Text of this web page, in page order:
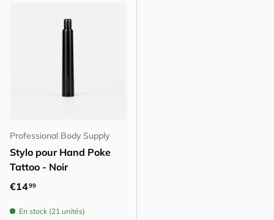
Professional Body Supply
Stylo pour Hand Poke
Tattoo - Noir
Prix habituel
€1499
En stock (21 unités)